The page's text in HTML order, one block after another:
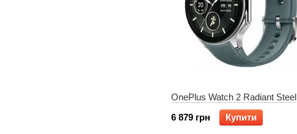
OnePlus Watch 2 Radiant Steel
6 879 грн
Купити